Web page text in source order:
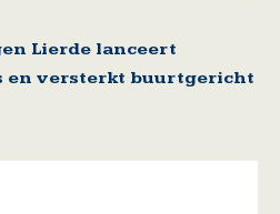
Lierde lanceert
en versterkt buurtgericht